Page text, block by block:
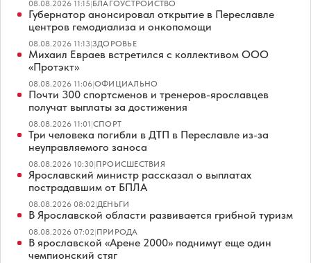
08.08.2026 11:15|БЛАГОУСТРОЙСТВО
Губернатор анонсировал открытие в Переславле
центров гемодиализа и онкопомощи
08.08.2026 11:13|ЗДОРОВЬЕ
Михаил Евраев встретился с коллективом ООО
«Протэкт»
08.08.2026 11:06|ОФИЦИАЛЬНО
Почти 300 спортсменов и тренеров-ярославцев
получат выплаты за достижения
08.08.2026 11:01|СПОРТ
Три человека погибли в ДТП в Переславле из-за
неуправляемого заноса
08.08.2026 10:30|ПРОИСШЕСТВИЯ
Ярославский министр рассказал о выплатах
пострадавшим от БПЛА
08.08.2026 08:02|ДЕНЬГИ
В Ярославской области развивается грибной туризм
08.08.2026 07:02|ПРИРОДА
В ярославской «Арене 2000» поднимут еще один
чемпионский стяг